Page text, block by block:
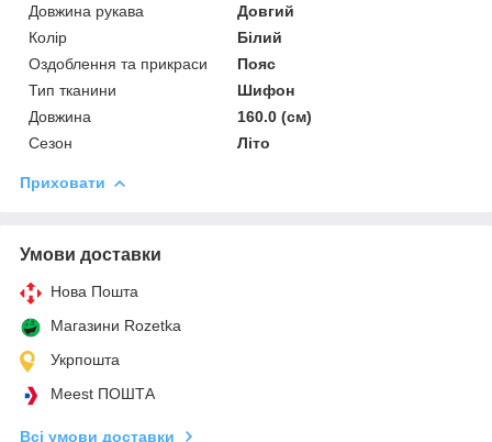
Довжина рукава
Довгий
Колір
Білий
Оздоблення та прикраси
Пояс
Тип тканини
Шифон
Довжина
160.0 (см)
Сезон
Літо
Приховати
Умови доставки
Нова Пошта
Магазини Rozetka
Укрпошта
Meest ПОШТА
Всі умови доставки